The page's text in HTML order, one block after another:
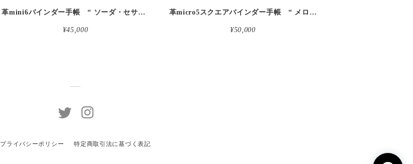
革mini6バインダー手帳 “ ソーダ・セサミシェイク 昼下がりのお茶会” 本革
¥45,000
革micro5スクエアバインダー手帳 “ メロン・イチゴシェイク 昼下がりのお茶会” 本革
¥50,000
プライバシーポリシー 特定商取引法に基づく表記